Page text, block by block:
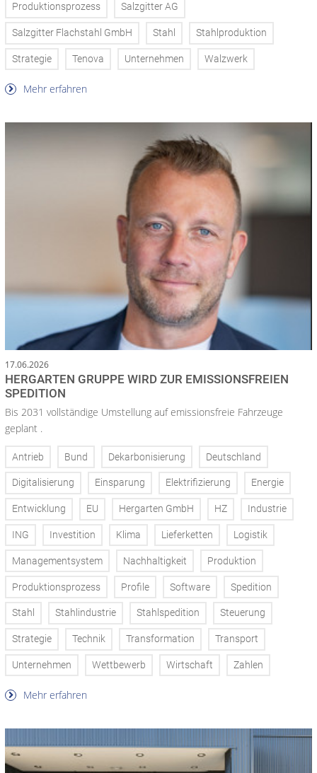
Produktionsprozess Salzgitter AG
Salzgitter Flachstahl GmbH Stahl Stahlproduktion
Strategie Tenova Unternehmen Walzwerk
Mehr erfahren
17.06.2026
HERGARTEN GRUPPE WIRD ZUR EMISSIONSFREIEN
SPEDITION
Bis 2031 vollständige Umstellung auf emissionsfreie Fahrzeuge
geplant .
Antrieb Bund Dekarbonisierung Deutschland
Digitalisierung Einsparung Elektrifizierung Energie
Entwicklung EU Hergarten GmbH HZ Industrie
ING Investition Klima Lieferketten Logistik
Managementsystem Nachhaltigkeit Produktion
Produktionsprozess Profile Software Spedition
Stahl Stahlindustrie Stahlspedition Steuerung
Strategie Technik Transformation Transport
Unternehmen Wettbewerb Wirtschaft Zahlen
Mehr erfahren